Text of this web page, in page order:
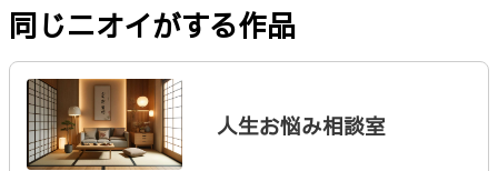
同じニオイがする作品
人生お悩み相談室